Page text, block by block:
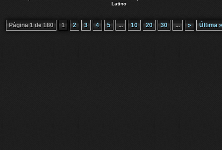
Latino
Página 1 de 180 1 2 3 4 5 ... 10 20 30 ... » Última »